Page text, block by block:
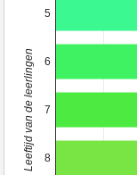
5
6
7
8
Leeftijd van de leerlingen